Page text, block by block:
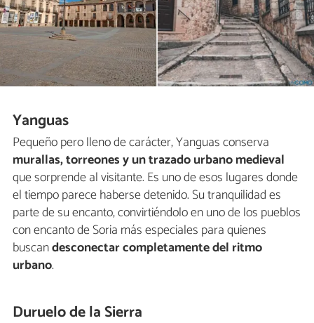
Yanguas
Pequeño pero lleno de carácter, Yanguas conserva
murallas, torreones y un trazado urbano medieval
que sorprende al visitante. Es uno de esos lugares donde
el tiempo parece haberse detenido. Su tranquilidad es
parte de su encanto, convirtiéndolo en uno de los pueblos
con encanto de Soria más especiales para quienes
buscandesconectar completamente del ritmo
urbano.
Duruelo de la Sierra